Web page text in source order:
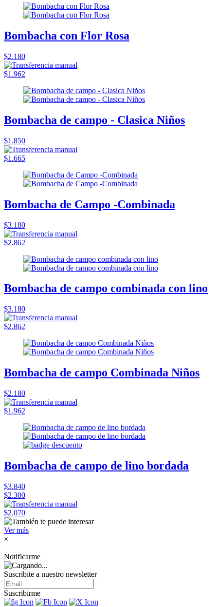
Bombacha con Flor Rosa
$2.180
$1.962
Bombacha de campo - Clasica Niños
$1.850
$1.665
Bombacha de Campo -Combinada
$3.180
$2.862
Bombacha de campo combinada con lino
$3.180
$2.862
Bombacha de campo Combinada Niños
$2.180
$1.962
Bombacha de campo de lino bordada
$3.840
$2.300
$2.070
Ver más
×
Notificarme
Suscribite a nuestro newsletter
Suscribirme